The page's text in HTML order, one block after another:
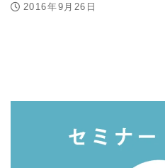
2016年9月26日